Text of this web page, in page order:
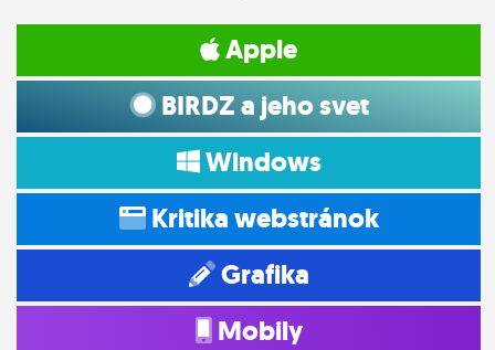
Apple
BIRDZ a jeho svet
Windows
Kritika webstránok
Grafika
Mobily